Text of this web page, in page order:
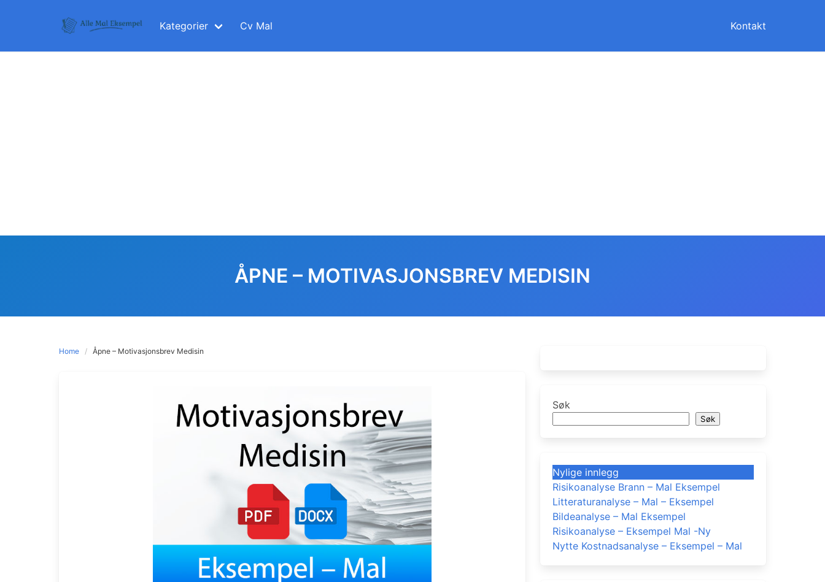
Kategorier Cv Mal Kontakt
ÅPNE – MOTIVASJONSBREV MEDISIN
Home Åpne – Motivasjonsbrev Medisin
Søk
Søk
Nylige innlegg
Risikoanalyse Brann – Mal Eksempel
Litteraturanalyse – Mal – Eksempel
Bildeanalyse – Mal Eksempel
Risikoanalyse – Eksempel Mal -Ny
Nytte Kostnadsanalyse – Eksempel – Mal